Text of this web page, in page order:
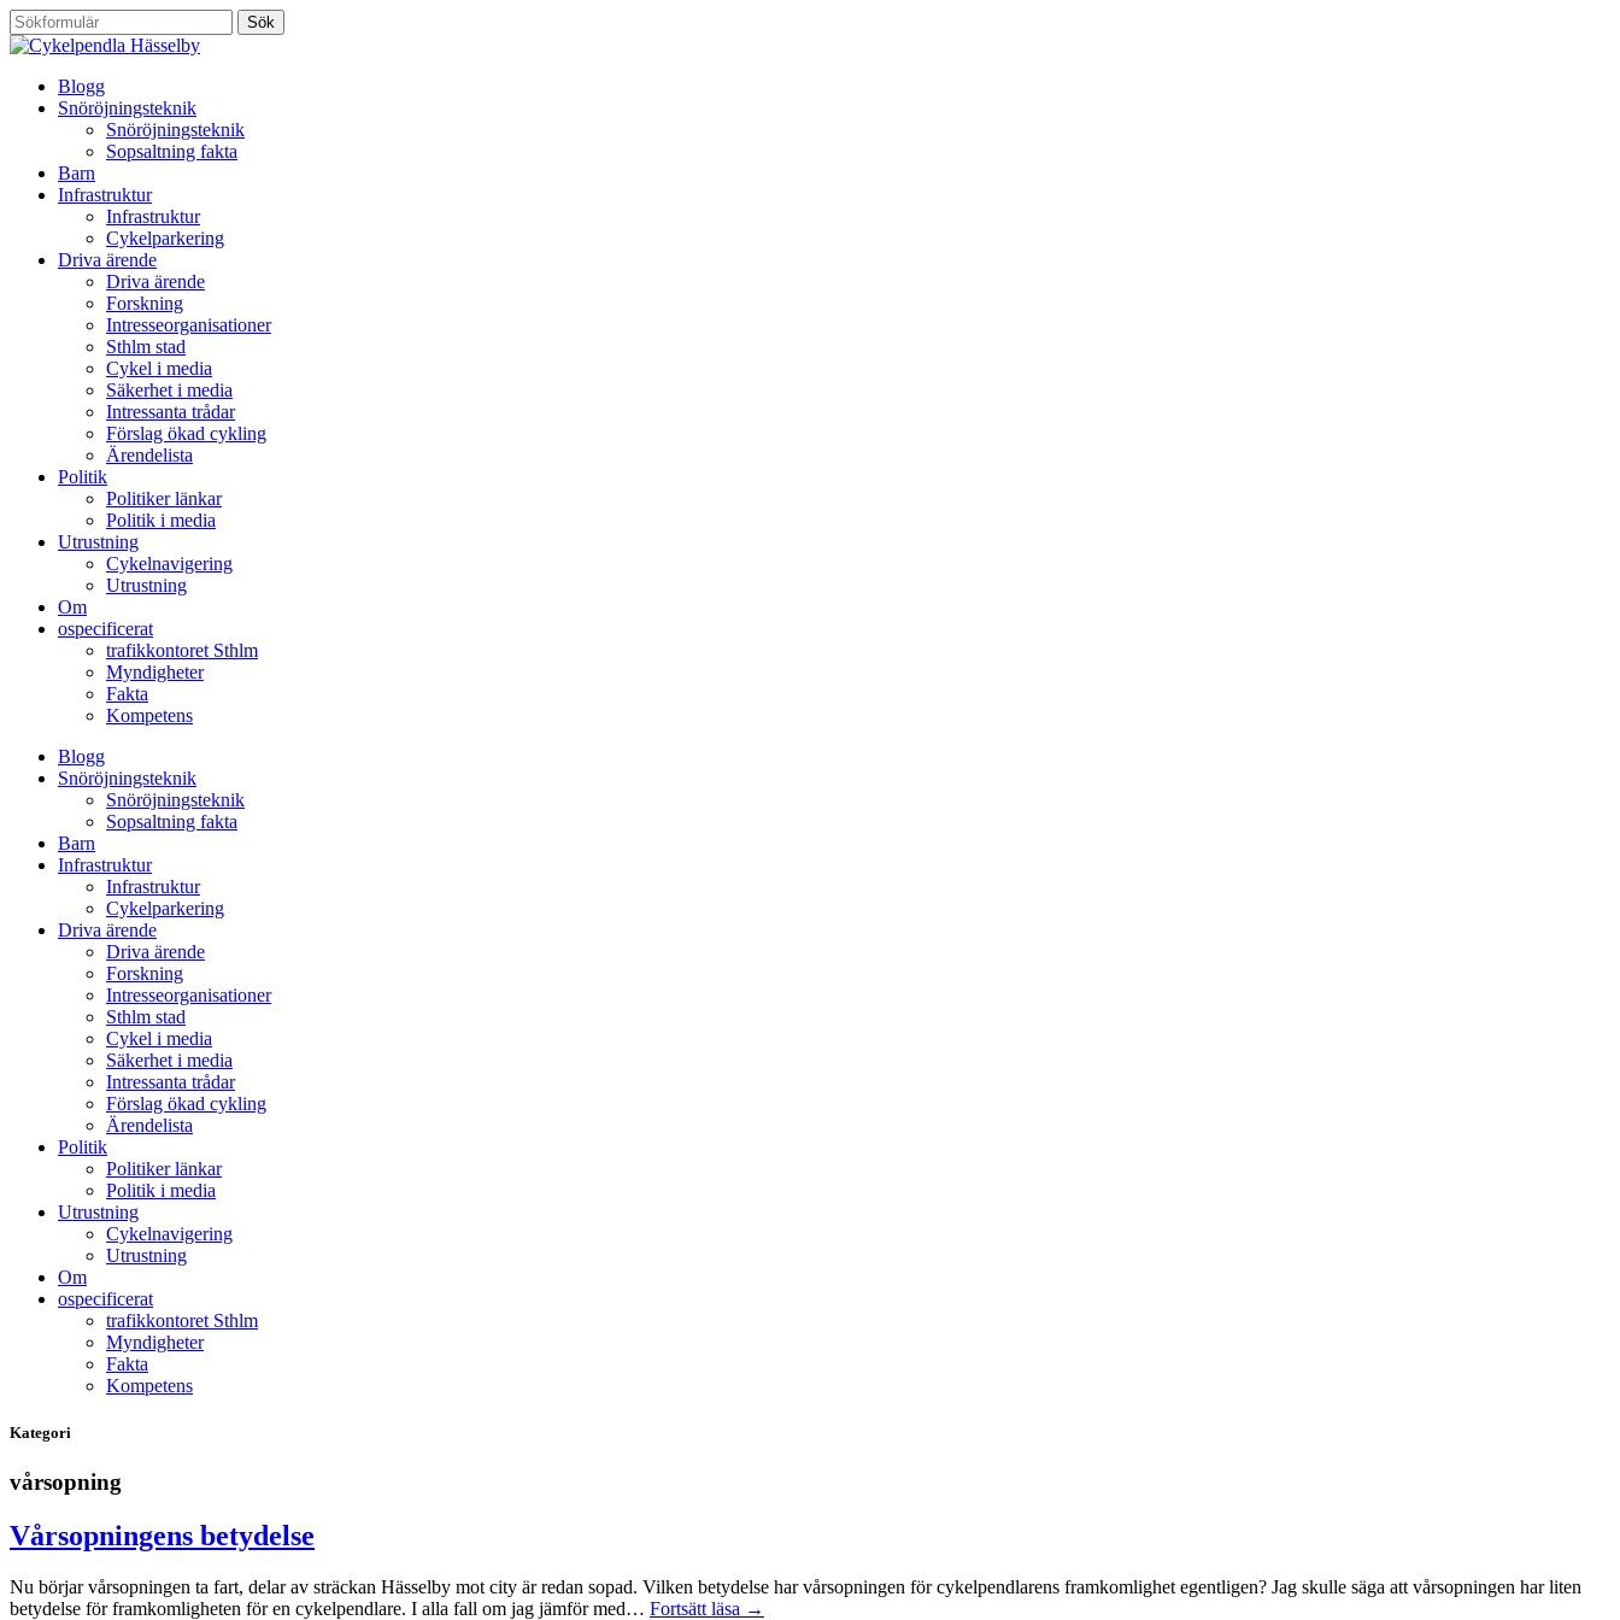
Blogg
Snöröjningsteknik
Snöröjningsteknik
Sopsaltning fakta
Barn
Infrastruktur
Infrastruktur
Cykelparkering
Driva ärende
Driva ärende
Forskning
Intresseorganisationer
Sthlm stad
Cykel i media
Säkerhet i media
Intressanta trådar
Förslag ökad cykling
Ärendelista
Politik
Politiker länkar
Politik i media
Utrustning
Cykelnavigering
Utrustning
Om
ospecificerat
trafikkontoret Sthlm
Myndigheter
Fakta
Kompetens
Blogg
Snöröjningsteknik
Snöröjningsteknik
Sopsaltning fakta
Barn
Infrastruktur
Infrastruktur
Cykelparkering
Driva ärende
Driva ärende
Forskning
Intresseorganisationer
Sthlm stad
Cykel i media
Säkerhet i media
Intressanta trådar
Förslag ökad cykling
Ärendelista
Politik
Politiker länkar
Politik i media
Utrustning
Cykelnavigering
Utrustning
Om
ospecificerat
trafikkontoret Sthlm
Myndigheter
Fakta
Kompetens
Kategori
vårsopning
Vårsopningens betydelse
Nu börjar vårsopningen ta fart, delar av sträckan Hässelby mot city är redan sopad. Vilken betydelse har vårsopningen för cykelpendlarens framkomlighet egentligen? Jag skulle säga att vårsopningen har liten
betydelse för framkomligheten för en cykelpendlare. I alla fall om jag jämför med… Fortsätt läsa →